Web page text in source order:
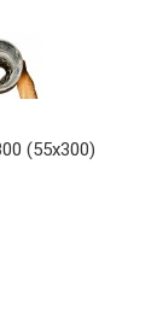
(55x300)